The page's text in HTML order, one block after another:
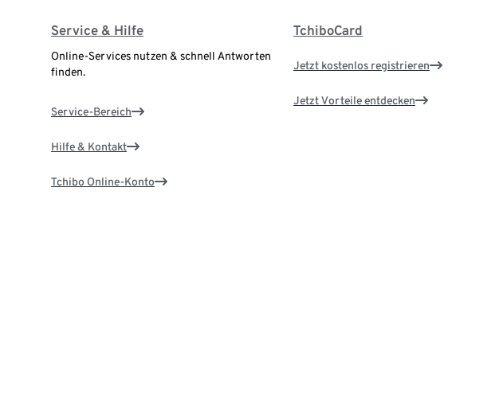
Service & Hilfe
Online-Services nutzen & schnell Antworten
finden.
Service-Bereich
Hilfe & Kontakt
Tchibo Online-Konto
TchiboCard
Jetzt kostenlos registrieren
Jetzt Vorteile entdecken